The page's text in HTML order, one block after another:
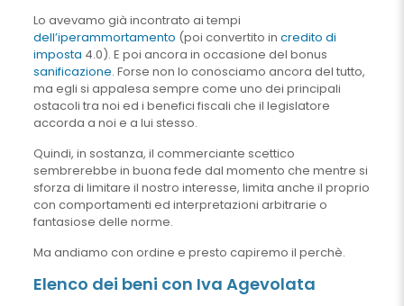
Lo avevamo già incontrato ai tempi
dell’iperammortamento (poi convertito in credito di
imposta 4.0). E poi ancora in occasione del bonus
sanificazione. Forse non lo conosciamo ancora del tutto,
ma egli si appalesa sempre come uno dei principali
ostacoli tra noi ed i benefici fiscali che il legislatore
accorda a noi e a lui stesso.
Quindi, in sostanza, il commerciante scettico
sembrerebbe in buona fede dal momento che mentre si
sforza di limitare il nostro interesse, limita anche il proprio
con comportamenti ed interpretazioni arbitrarie o
fantasiose delle norme.
Ma andiamo con ordine e presto capiremo il perchè.
Elenco dei beni con Iva Agevolata